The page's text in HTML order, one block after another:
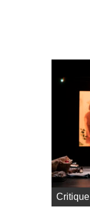
Critique